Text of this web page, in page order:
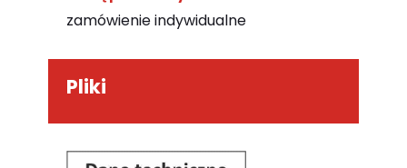
zamówienie indywidualne
Pliki